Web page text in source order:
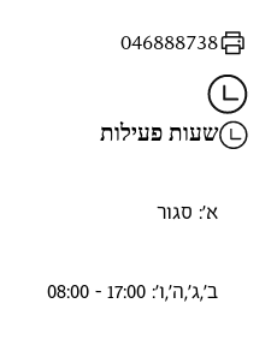
046888738
שעות פעילות
א': סגור
ב',ג',ה',ו': 17:00 - 08:00